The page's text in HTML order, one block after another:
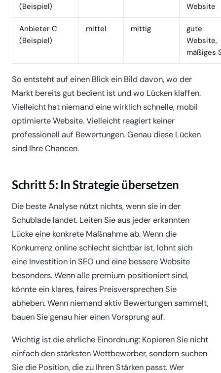
(Beispiel)
Website
Anbieter C
(Beispiel)
mittel mittig
gute
Website,
mäßiges
So entsteht auf einen Blick ein Bild davon, wo der
Markt bereits gut bedient ist und wo Lücken klaffen.
Vielleicht hat niemand eine wirklich schnelle, mobil
optimierte Website. Vielleicht reagiert keiner
professionell auf Bewertungen. Genau diese Lücken
sind Ihre Chancen.
Schritt 5: In Strategie übersetzen
Die beste Analyse nützt nichts, wenn sie in der
Schublade landet. Leiten Sie aus jeder erkannten
Lücke eine konkrete Maßnahme ab. Wenn die
Konkurrenz online schlecht sichtbar ist, lohnt sich
eine Investition in SEO und eine bessere Website
besonders. Wenn alle premium positioniert sind,
könnte ein klares, faires Preisversprechen Sie
abheben. Wenn niemand aktiv Bewertungen sammelt,
bauen Sie genau hier einen Vorsprung auf.
Wichtig ist die ehrliche Einordnung: Kopieren Sie nicht
einfach den stärksten Wettbewerber, sondern suchen
Sie die Position, die zu Ihren Stärken passt. Wer